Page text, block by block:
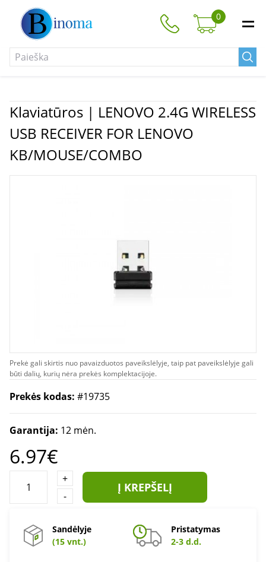
0
Klaviatūros | LENOVO 2.4G WIRELESS
USB RECEIVER FOR LENOVO
KB/MOUSE/COMBO
Prekė gali skirtis nuo pavaizduotos paveikslėlyje, taip pat paveikslėlyje gali
būti dalių, kurių nėra prekės komplektacijoje.
Prekės kodas: #19735
Garantija: 12 mėn.
6.97€
+
-
Į KREPŠELĮ
Sandėlyje
(15 vnt.)
Pristatymas
2-3 d.d.